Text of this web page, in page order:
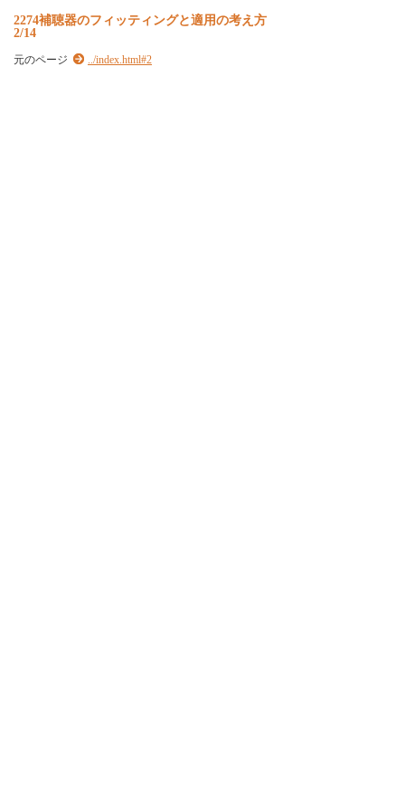
2274補聴器のフィッティングと適用の考え方
2/14
元のページ ../index.html#2